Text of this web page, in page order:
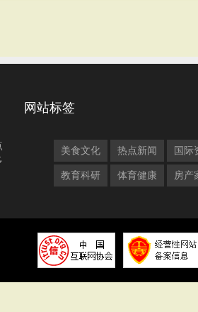
网站标签
美食文化 热点新闻 国际
教育科研 体育健康 房产